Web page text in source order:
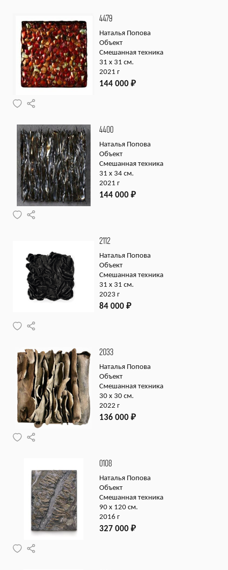
4479
Наталья Попова
Объект
Смешанная техника
31 х 31 см.
2021 г
144 000 ₽
4400
Наталья Попова
Объект
Смешанная техника
31 х 34 см.
2021 г
144 000 ₽
2112
Наталья Попова
Объект
Смешанная техника
31 х 31 см.
2023 г
84 000 ₽
2033
Наталья Попова
Объект
Смешанная техника
30 х 30 см.
2022 г
136 000 ₽
0108
Наталья Попова
Объект
Смешанная техника
90 х 120 см.
2016 г
327 000 ₽